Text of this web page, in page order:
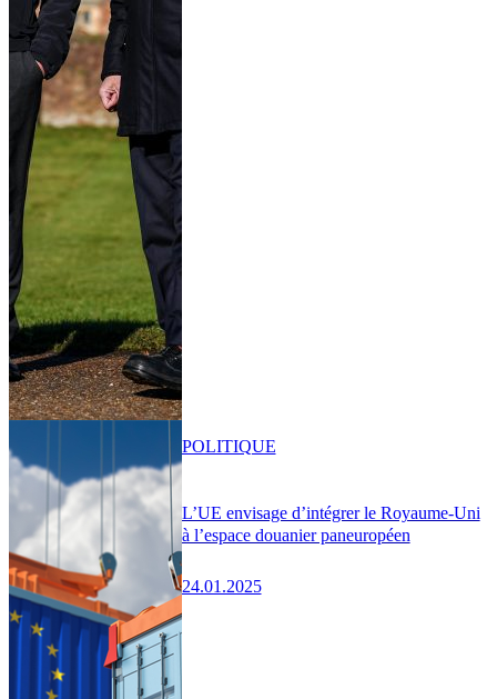
L’UE envisage d’intégrer le Royaume-Uni
à l’espace douanier paneuropéen
24.01.2025
POLITIQUE